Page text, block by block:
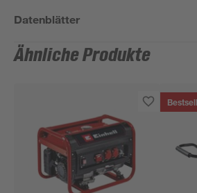
Datenblätter
Ähnliche Produkte